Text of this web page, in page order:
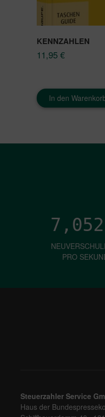
KENNZAHLEN
11,95 €
In den
7,052
PRO
Steuerzahler Service
Haus der